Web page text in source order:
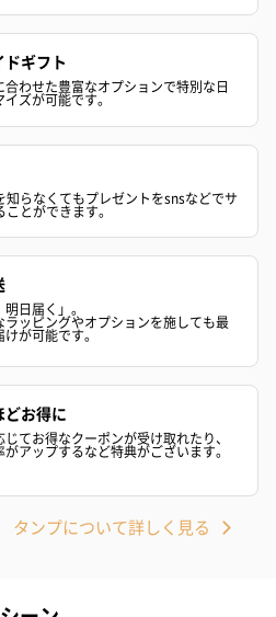
します。ギフトへの＋αにおすすめ
らパンダバウム
ナナ味）（540円）
3層デザート
届けします。
ギフト
合わせた豊富なオプションで特別な日
ズが可能です。
知らなくてもプレゼントをsnsなどでサ
とができます。
明日届く」。
ラッピングやオプションを施しても最
が可能です。
どお得に
てお得なクーポンが受け取れたり、
アップするなど特典がございます。
タンプについて詳しく見る